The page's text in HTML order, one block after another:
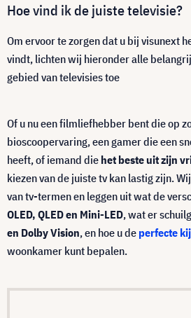
Hoe vind ik de juiste televisie?
Om ervoor te zorgen dat u bij visunext
vindt, lichten wij hieronder alle
gebied van televisies toe
Of u nu een filmliefhebber bent die op
bioscoopervaring, een gamer die een
heeft, of iemand die het beste uit zijn
kiezen van de juiste tv kan lastig zijn.
van tv-termen en leggen uit wat de
OLED, QLED en Mini-LED, wat er
en Dolby Vision, en hoe u de perfecte
woonkamer kunt bepalen.